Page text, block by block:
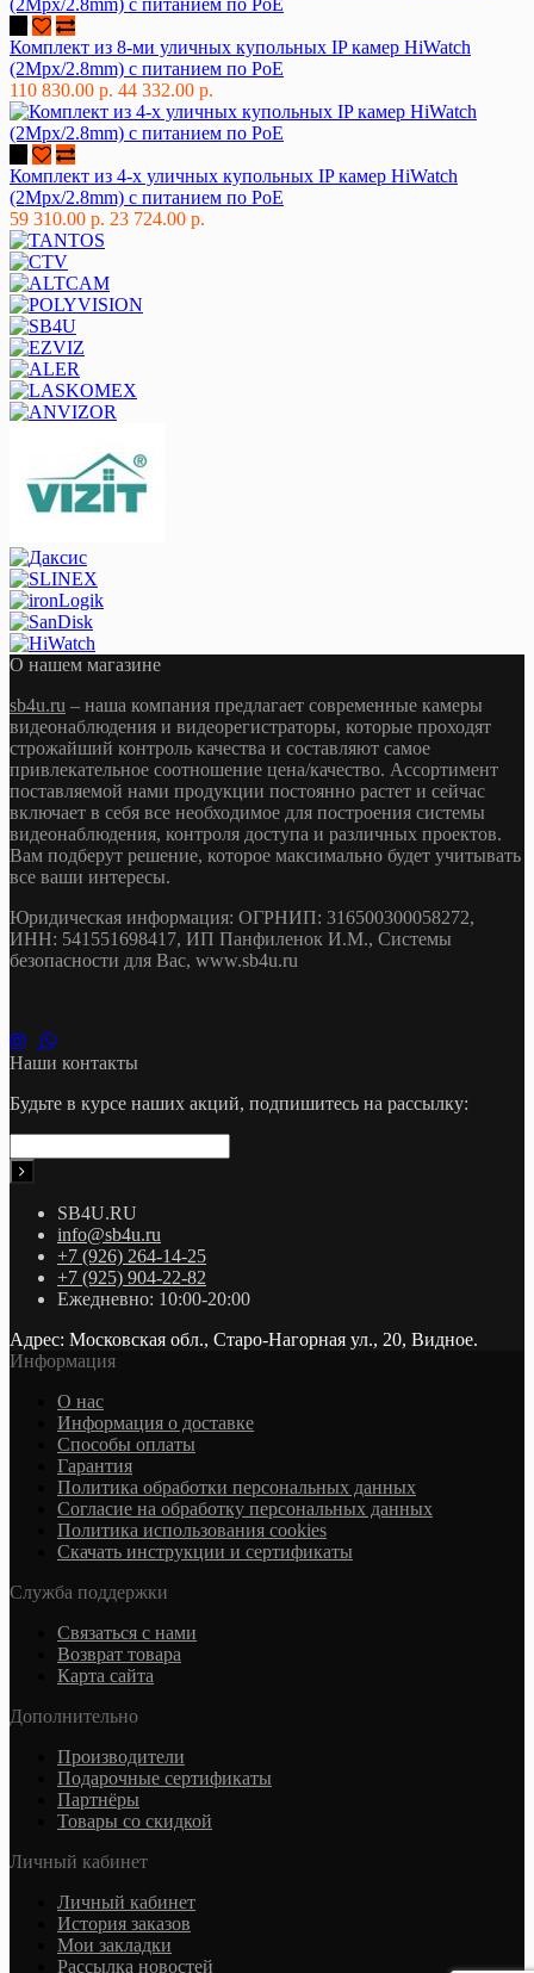
Комплект из 8-ми уличных купольных IP камер HiWatch
(2Mpx/2.8mm) с питанием по PoE
110 830.00 р. 44 332.00 р.
Комплект из 4-х уличных купольных IP камер HiWatch
(2Mpx/2.8mm) с питанием по PoE
59 310.00 р. 23 724.00 р.
О нашем магазине
sb4u.ru – наша компания предлагает современные камеры
видеонаблюдения и видеорегистраторы, которые проходят
строжайший контроль качества и составляют самое
привлекательное соотношение цена/качество. Ассортимент
поставляемой нами продукции постоянно растет и сейчас
включает в себя все необходимое для построения системы
видеонаблюдения, контроля доступа и различных проектов.
Вам подберут решение, которое максимально будет учитывать
все ваши интересы.
Юридическая информация: ОГРНИП: 316500300058272,
ИНН: 541551698417, ИП Панфиленок И.М., Системы
безопасности для Вас, www.sb4u.ru
Наши контакты
Будьте в курсе наших акций, подпишитесь на рассылку:
SB4U.RU
info@sb4u.ru
+7 (926) 264-14-25
+7 (925) 904-22-82
Ежедневно: 10:00-20:00
Адрес: Московская обл., Старо-Нагорная ул., 20, Видное.
Информация
О нас
Информация о доставке
Cпособы оплаты
Гарантия
Политика обработки персональных данных
Согласие на обработку персональных данных
Политика использования cookies
Скачать инструкции и сертификаты
Служба поддержки
Связаться с нами
Возврат товара
Карта сайта
Дополнительно
Производители
Подарочные сертификаты
Партнёры
Товары со скидкой
Личный кабинет
Личный кабинет
История заказов
Мои закладки
Рассылка новостей